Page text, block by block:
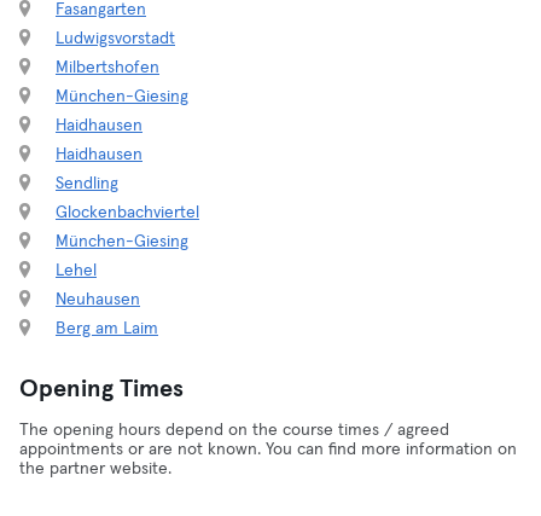
Fasangarten
Ludwigsvorstadt
Milbertshofen
München-Giesing
Haidhausen
Haidhausen
Sendling
Glockenbachviertel
München-Giesing
Lehel
Neuhausen
Berg am Laim
Opening Times
The opening hours depend on the course times / agreed
appointments or are not known. You can find more information on
the partner website.